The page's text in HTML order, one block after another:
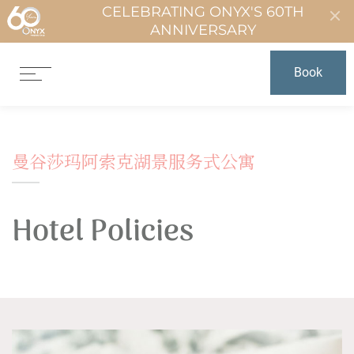
CELEBRATING ONYX'S 60TH
ANNIVERSARY
Book
曼谷莎玛阿索克湖景服务式公寓
Hotel Policies